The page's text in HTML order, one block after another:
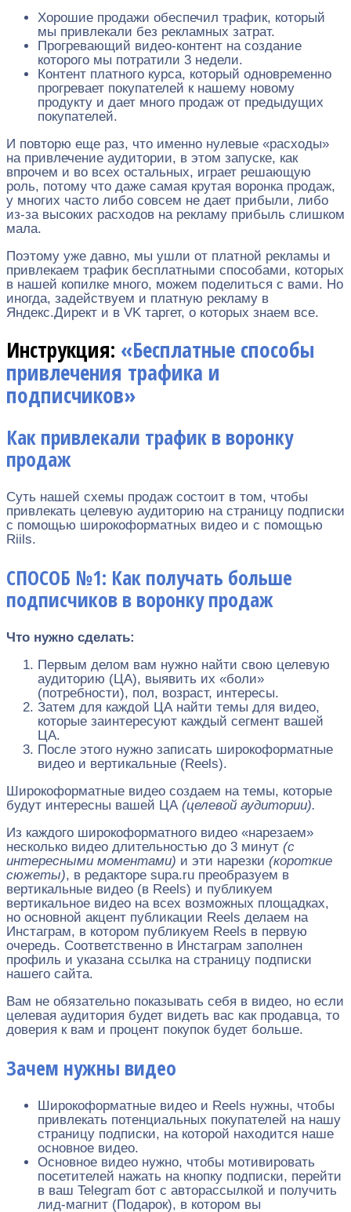
Хорошие продажи обеспечил трафик, который
мы привлекали без рекламных затрат.
Прогревающий видео-контент на создание
которого мы потратили 3 недели.
Контент платного курса, который одновременно
прогревает покупателей к нашему новому
продукту и дает много продаж от предыдущих
покупателей.
И повторю еще раз, что именно нулевые «расходы»
на привлечение аудитории, в этом запуске, как
впрочем и во всех остальных, играет решающую
роль, потому что даже самая крутая воронка продаж,
у многих часто либо совсем не дает прибыли, либо
из-за высоких расходов на рекламу прибыль слишком
мала.
Поэтому уже давно, мы ушли от платной рекламы и
привлекаем трафик бесплатными способами, которых
в нашей копилке много, можем поделиться с вами. Но
иногда, задействуем и платную рекламу в
Яндекс.Директ и в VK таргет, о которых знаем все.
Инструкция: «Бесплатные способы
привлечения трафика и
подписчиков»
Как привлекали трафик в воронку
продаж
Суть нашей схемы продаж состоит в том, чтобы
привлекать целевую аудиторию на страницу подписки
с помощью широкоформатных видео и с помощью
Riils.
СПОСОБ №1: Как получать больше
подписчиков в воронку продаж
Что нужно сделать:
Первым делом вам нужно найти свою целевую
аудиторию (ЦА), выявить их «боли»
(потребности), пол, возраст, интересы.
Затем для каждой ЦА найти темы для видео,
которые заинтересуют каждый сегмент вашей
ЦА.
После этого нужно записать широкоформатные
видео и вертикальные (Reels).
Широкоформатные видео создаем на темы, которые
будут интересны вашей ЦА (целевой аудитории).
Из каждого широкоформатного видео «нарезаем»
несколько видео длительностью до 3 минут (с
интересными моментами) и эти нарезки (короткие
сюжеты), в редакторе supa.ru преобразуем в
вертикальные видео (в Reels) и публикуем
вертикальное видео на всех возможных площадках,
но основной акцент публикации Reels делаем на
Инстаграм, в котором публикуем Reels в первую
очередь. Соответственно в Инстаграм заполнен
профиль и указана ссылка на страницу подписки
нашего сайта.
Вам не обязательно показывать себя в видео, но если
целевая аудитория будет видеть вас как продавца, то
доверия к вам и процент покупок будет больше.
Зачем нужны видео
Широкоформатные видео и Reels нужны, чтобы
привлекать потенциальных покупателей на нашу
страницу подписки, на которой находится наше
основное видео.
Основное видео нужно, чтобы мотивировать
посетителей нажать на кнопку подписки, перейти
в ваш Telegram бот с авторассылкой и получить
лид-магнит (Подарок), в котором вы